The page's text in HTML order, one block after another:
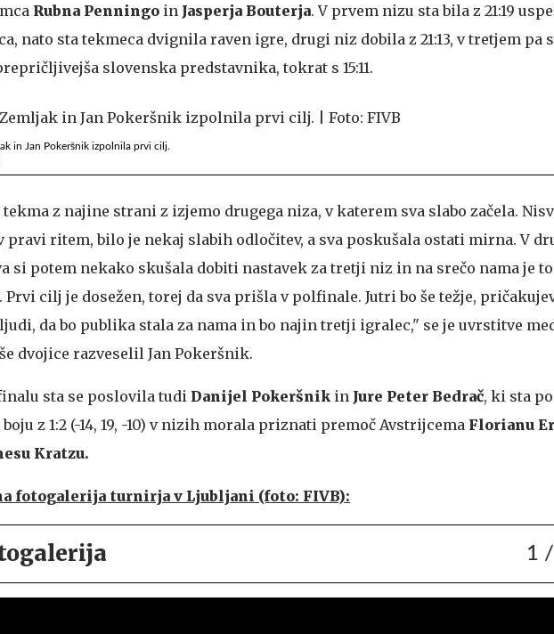
Rubna Penningo in Jasperja Bouterja. V prvem nizu sta bila z 21:19
nato sta tekmeca dvignila raven igre, drugi niz dobila z 21:13, v tretjem pa
slovenska predstavnika, tokrat s 15:11.
in Jan Pokeršnik izpolnila prvi cilj.
tekma z najine strani z izjemo drugega niza, v katerem sva slabo začela.
pravi ritem, bilo je nekaj slabih odločitev, a sva poskušala ostati mirna. V
si potem nekako skušala dobiti nastavek za tretji niz in na srečo nama je to
Prvi cilj je dosežen, torej da sva prišla v polfinale. Jutri bo še težje,
da bo publika stala za nama in bo najin tretji igralec," se je uvrstitve
dvojice razveselil Jan Pokeršnik.
sta se poslovila tudi Danijel Pokeršnik in Jure Peter Bedrač, ki sta po
z 1:2 (-14, 19, -10) v nizih morala priznati premoč Avstrijcema Florianu
Kratzu.
fotogalerija turnirja v Ljubljani (foto: FIVB):
1